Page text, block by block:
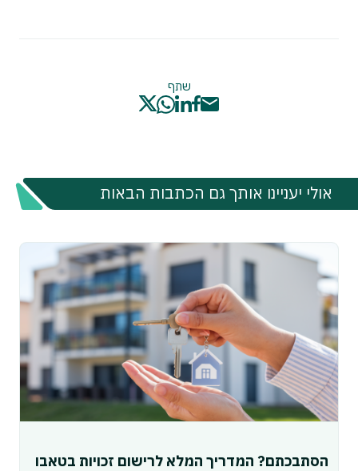
שתף
אולי יעניינו אותך גם הכתבות הבאות
הסתבכתם? המדריך המלא לרישום זכויות בטאבו